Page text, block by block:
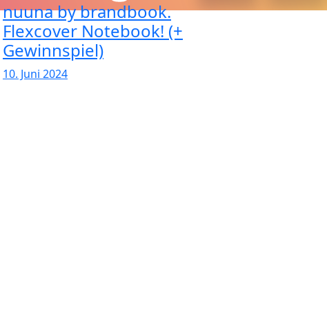
nuuna by brandbook.
Flexcover Notebook! (+
Gewinnspiel)
10. Juni 2024